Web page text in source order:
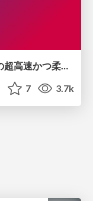
SoftMatcha 2: 1兆語規模コーパスの超高速かつ柔らかい検索
7 3.7k